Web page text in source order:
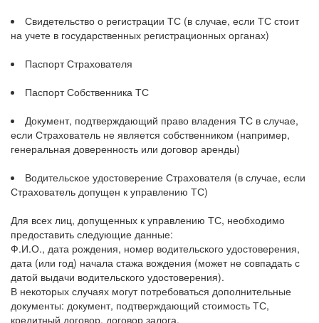
Свидетельство о регистрации ТС (в случае, если ТС стоит
на учете в государственных регистрационных органах)
Паспорт Страхователя
Паспорт Собственника ТС
Документ, подтверждающий право владения ТС в случае,
если Страхователь не является собственником (например,
генеральная доверенность или договор аренды)
Водительское удостоверение Страхователя (в случае, если
Страхователь допущен к управлению ТС)
Для всех лиц, допущенных к управлению ТС, необходимо
предоставить следующие данные:
Ф.И.О., дата рождения, номер водительского удостоверения,
дата (или год) начала стажа вождения (может не совпадать с
датой выдачи водительского удостоверения).
В некоторых случаях могут потребоваться дополнительные
документы: документ, подтверждающий стоимость ТС,
кредитный договор, договор залога.